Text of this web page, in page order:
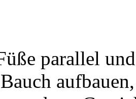
parallel